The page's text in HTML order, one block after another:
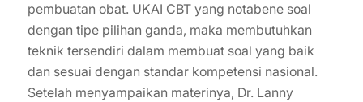
pembuatan obat. UKAI CBT yang notabene soal
dengan tipe pilihan ganda, maka membutuhkan
teknik tersendiri dalam membuat soal yang baik
dan sesuai dengan standar kompetensi nasional.
Setelah menyampaikan materinya, Dr. Lanny